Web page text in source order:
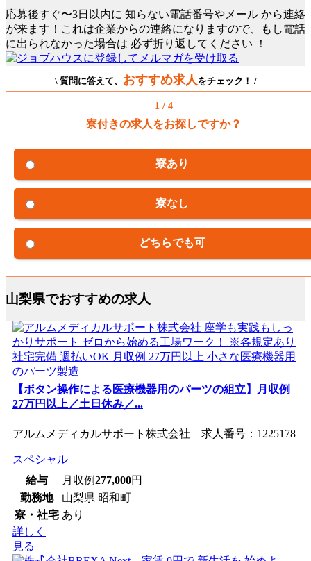
応募後すぐ〜3日以内に 知らない電話番号やメール から連絡
が来ます！これは企業からの連絡になりますので、もし電話
に出られなかった場合は 必ず折り返してください ！
\ 質問に答えて、 おすすめ求人 をチェック！ /
1 / 4
寮付きの求人をお探しですか？
寮あり
寮なし
どちらでも可
山梨県でおすすめの求人
【ボタン操作による医療機器用のパーツの組立】月収例
27万円以上／土日休み／...
アルムメディカルサポート株式会社 求人番号：1225178
スペシャル
給与
月収例277,000円
勤務地
山梨県 昭和町
寮・社宅 あり
詳しく
見る